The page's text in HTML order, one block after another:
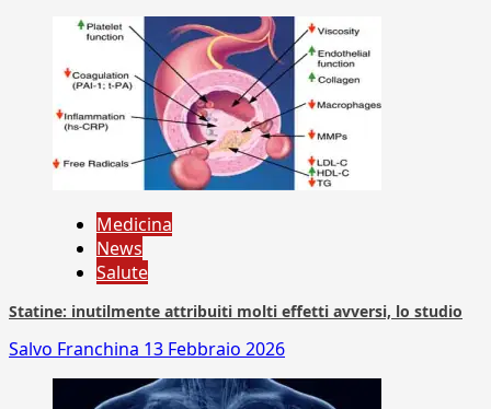
Medicina
News
Salute
Statine: inutilmente attribuiti molti effetti avversi, lo studio
Salvo Franchina 13 Febbraio 2026